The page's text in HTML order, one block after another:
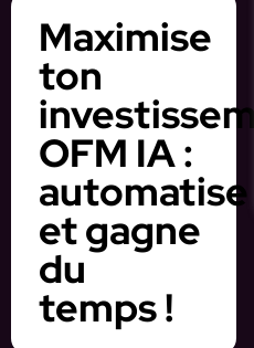
Maximise
ton
OFM IA :
automatise
et gagne
du
temps !